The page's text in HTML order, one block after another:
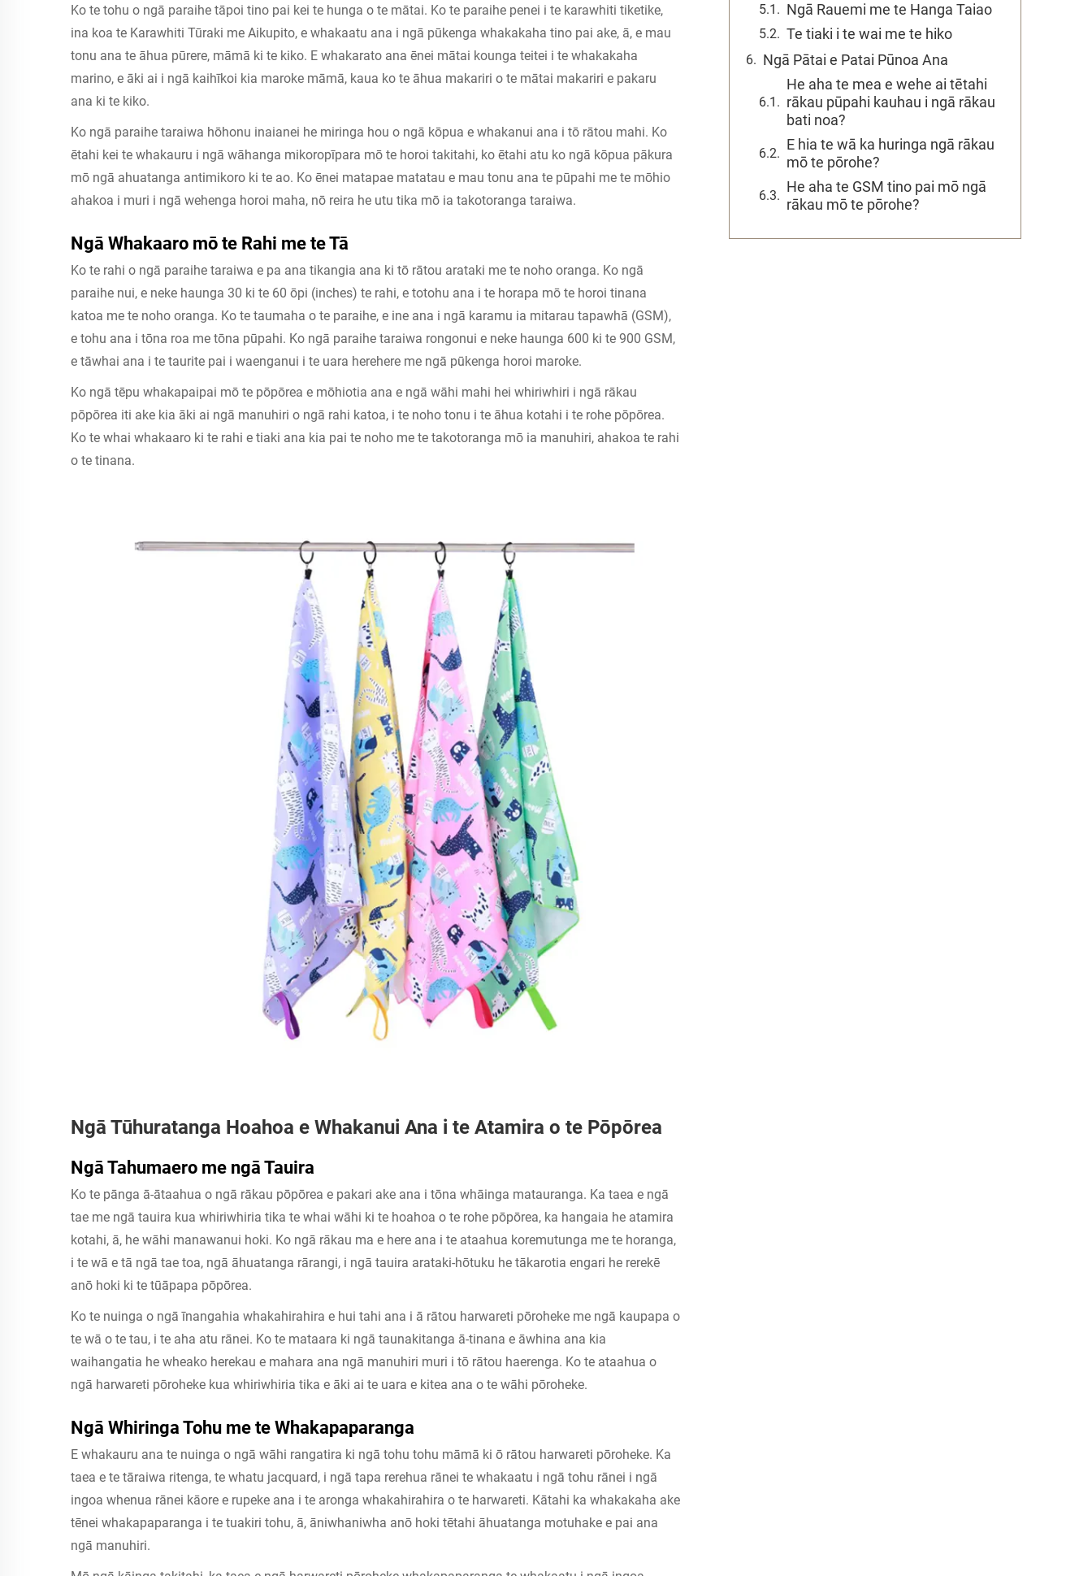
Ko te tohu o ngā paraihe tāpoi tino pai kei te hunga o te mātai. Ko te paraihe penei i te karawhiti tiketike,
ina koa te Karawhiti Tūraki me Aikupito, e whakaatu ana i ngā pūkenga whakakaha tino pai ake, ā, e mau
tonu ana te āhua pūrere, māmā ki te kiko. E whakarato ana ēnei mātai kounga teitei i te whakakaha
marino, e āki ai i ngā kaihīkoi kia maroke māmā, kaua ko te āhua makariri o te mātai makariri e pakaru
ana ki te kiko.
Ko ngā paraihe taraiwa hōhonu inaianei he miringa hou o ngā kōpua e whakanui ana i tō rātou mahi. Ko
ētahi kei te whakauru i ngā wāhanga mikoropīpara mō te horoi takitahi, ko ētahi atu ko ngā kōpua pākura
mō ngā ahuatanga antimikoro ki te ao. Ko ēnei matapae matatau e mau tonu ana te pūpahi me te mōhio
ahakoa i muri i ngā wehenga horoi maha, nō reira he utu tika mō ia takotoranga taraiwa.
Ngā Whakaaro mō te Rahi me te Tā
Ko te rahi o ngā paraihe taraiwa e pa ana tikangia ana ki tō rātou arataki me te noho oranga. Ko ngā
paraihe nui, e neke haunga 30 ki te 60 ōpi (inches) te rahi, e totohu ana i te horapa mō te horoi tinana
katoa me te noho oranga. Ko te taumaha o te paraihe, e ine ana i ngā karamu ia mitarau tapawhā (GSM),
e tohu ana i tōna roa me tōna pūpahi. Ko ngā paraihe taraiwa rongonui e neke haunga 600 ki te 900 GSM,
e tāwhai ana i te taurite pai i waenganui i te uara herehere me ngā pūkenga horoi maroke.
Ko ngā tēpu whakapaipai mō te pōpōrea e mōhiotia ana e ngā wāhi mahi hei whiriwhiri i ngā rākau
pōpōrea iti ake kia āki ai ngā manuhiri o ngā rahi katoa, i te noho tonu i te āhua kotahi i te rohe pōpōrea.
Ko te whai whakaaro ki te rahi e tiaki ana kia pai te noho me te takotoranga mō ia manuhiri, ahakoa te rahi
o te tinana.
Ngā Tūhuratanga Hoahoa e Whakanui Ana i te Atamira o te Pōpōrea
Ngā Tahumaero me ngā Tauira
Ko te pānga ā-ātaahua o ngā rākau pōpōrea e pakari ake ana i tōna whāinga matauranga. Ka taea e ngā
tae me ngā tauira kua whiriwhiria tika te whai wāhi ki te hoahoa o te rohe pōpōrea, ka hangaia he atamira
kotahi, ā, he wāhi manawanui hoki. Ko ngā rākau ma e here ana i te ataahua koremutunga me te horanga,
i te wā e tā ngā tae toa, ngā āhuatanga rārangi, i ngā tauira arataki-hōtuku he tākarotia engari he rerekē
anō hoki ki te tūāpapa pōpōrea.
Ko te nuinga o ngā īnangahia whakahirahira e hui tahi ana i ā rātou harwareti pōroheke me ngā kaupapa o
te wā o te tau, i te aha atu rānei. Ko te mataara ki ngā taunakitanga ā-tinana e āwhina ana kia
waihangatia he wheako herekau e mahara ana ngā manuhiri muri i tō rātou haerenga. Ko te ataahua o
ngā harwareti pōroheke kua whiriwhiria tika e āki ai te uara e kitea ana o te wāhi pōroheke.
Ngā Whiringa Tohu me te Whakapaparanga
E whakauru ana te nuinga o ngā wāhi rangatira ki ngā tohu tohu māmā ki ō rātou harwareti pōroheke. Ka
taea e te tāraiwa ritenga, te whatu jacquard, i ngā tapa rerehua rānei te whakaatu i ngā tohu rānei i ngā
ingoa whenua rānei kāore e rupeke ana i te aronga whakahirahira o te harwareti. Kātahi ka whakakaha ake
tēnei whakapaparanga i te tuakiri tohu, ā, āniwhaniwha anō hoki tētahi āhuatanga motuhake e pai ana
ngā manuhiri.
Ngā Rauemi me te Hanga Taiao
Te tiaki i te wai me te hiko
Ngā Pātai e Patai Pūnoa Ana
He aha te mea e wehe ai tētahi
rākau pūpahi kauhau i ngā rākau
bati noa?
E hia te wā ka huringa ngā rākau
mō te pōrohe?
He aha te GSM tino pai mō ngā
rākau mō te pōrohe?